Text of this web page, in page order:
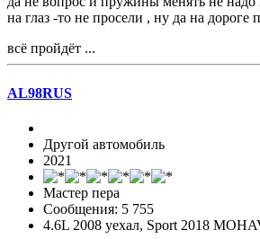
на глаз -то не просели , ну да на дороге
всё пройдёт ...
AL98RUS
Другой автомобиль
2021
Мастер пера
Сообщения: 5 755
4.6L 2008 уехал, Sport 2018